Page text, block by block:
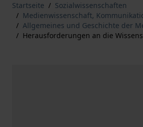
Startseite / Sozialwissenschaften
/ Medienwissenschaft,
/ Allgemeines und Geschichte der
/ Herausforderungen an die